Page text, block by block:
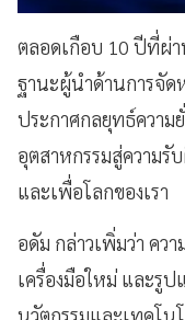
ตลอดเกือบ 10 ปีที่ผ่
ฐานะผู้นำด้านการจัด
ประกาศกลยุทธ์ความ
อุตสาหกรรมสู่ความ
และเพื่อโลกของเรา
อดัม กล่าวเพิ่มว่า คว
เครื่องมือใหม่ และรู
นวัตกรรมและเทคโน